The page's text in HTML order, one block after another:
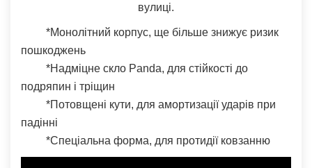
вулиці.
*Монолітний корпус, ще більше знижує ризик
пошкоджень
*Надміцне скло Panda, для стійкості до
подряпин і тріщин
*Потовщені кути, для амортизації ударів при
падінні
*Спецiальна форма, для протидiї ковзанню